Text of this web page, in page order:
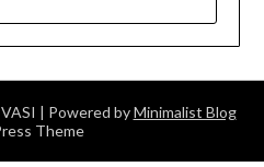
| Powered byMinimalist Blog
Theme